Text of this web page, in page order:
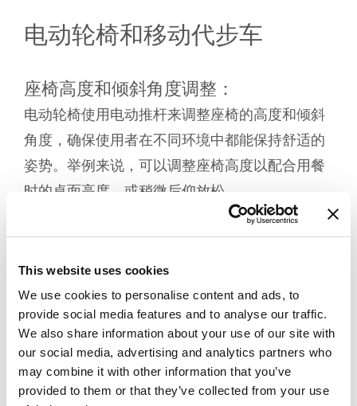
This website uses cookies
We use cookies to personalise content and ads, to
provide social media features and to analyse our traffic.
We also share information about your use of our site with
our social media, advertising and analytics partners who
may combine it with other information that you’ve
provided to them or that they’ve collected from your use
电动轮椅和移动代步车
座椅高度和倾斜角度调整：
电动轮椅使用电动推杆来调整座椅的高度和倾斜
角度，确保使用者在不同环境中都能保持舒适的
姿势。举例来说，可以调整座椅高度以配合用餐
时的桌面高度，或稍微后仰放松。
脚踏板调整：
许多电动轮椅都配有可调节的脚踏板，他们构造
里的电动推杆能够依照使用者的需求任意调整，
确保使用者的双腿得到舒适的支撑，并最大幅度
的降低不适感。
智能监控系统